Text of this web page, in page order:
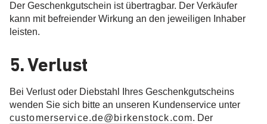
Der Geschenkgutschein ist übertragbar. Der Verkäufer
kann mit befreiender Wirkung an den jeweiligen Inhaber
leisten.
5. Verlust
Bei Verlust oder Diebstahl Ihres Geschenkgutscheins
wenden Sie sich bitte an unseren Kundenservice unter
customerservice.de@birkenstock.com. Der